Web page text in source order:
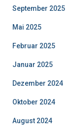
September 2025
Mai 2025
Februar 2025
Januar 2025
Dezember 2024
Oktober 2024
August 2024